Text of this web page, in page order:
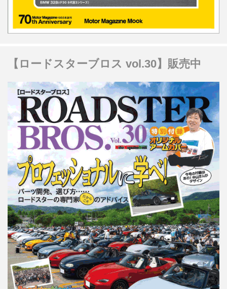
【ロードスターブロス vol.30】販売中